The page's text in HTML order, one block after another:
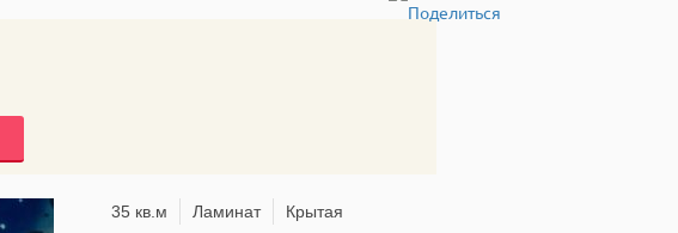
35 кв.м Ламинат Крытая